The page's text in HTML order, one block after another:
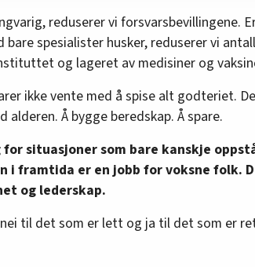
reduserer vi forsvarsbevillingene.
bare spesialister husker, reduserer vi
og lageret av medisiner og
ikke vente med å spise alt godteriet.
alderen. Å bygge beredskap. Å spare.
for situasjoner som bare kanskje
i framtida er en jobb for voksne folk.
og lederskap.
til det som er lett og ja til det som er